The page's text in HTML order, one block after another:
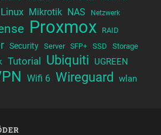
Linux Mikrotik NAS Netzwerk
Proxmox RAID
Security Server SFP+ SSD Storage
Tutorial Ubiquiti UGREEN
Wifi 6 Wireguard wlan